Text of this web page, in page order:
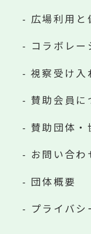
広場利用と
コラボレ
視察受け入
賛助会員に
賛助団体・
お問い合わ
団体概要
プライバシ